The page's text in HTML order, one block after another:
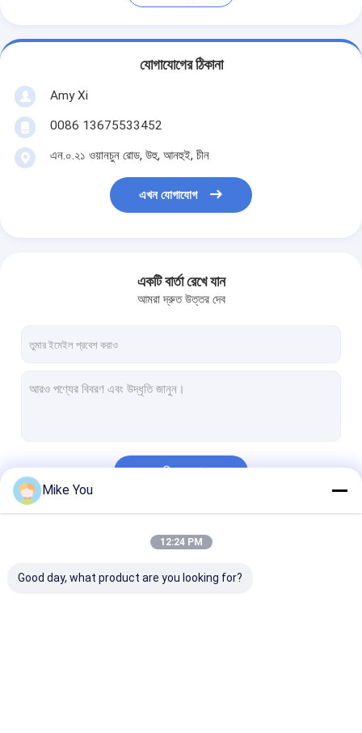
যোগাযোগের ঠিকানা
Amy Xi
0086 13675533452
এন.০.২১ ওয়ানচুন রোড, উহু, আনহুই, চীন
এখন যোগাযোগ
একটি বার্তা রেখে যান
আমরা দ্রুত উত্তর দেব
চালিয়ে
Mike You
12:24 PM
Good day, what product are you looking for?